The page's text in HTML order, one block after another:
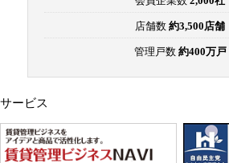
店舗数 約3,500店舗
管理戸数 約400万戸
サービス